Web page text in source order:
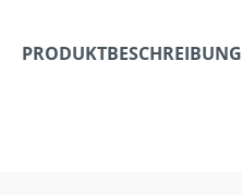
PRODUKTBESCHREIBUNG